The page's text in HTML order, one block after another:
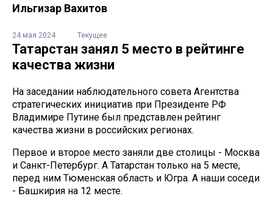
Ильгизар Вахитов
24 мая 2024 Текущее
Татарстан занял 5 место в рейтинге
качества жизни
На заседании наблюдательного совета Агентства
стратегических инициатив при Президенте РФ
Владимире Путине был представлен рейтинг
качества жизни в российских регионах.
Первое и второе место заняли две столицы - Москва
и Санкт-Петербург. А Татарстан только на 5 месте,
перед ним Тюменская область и Югра. А наши соседи
- Башкирия на 12 месте.